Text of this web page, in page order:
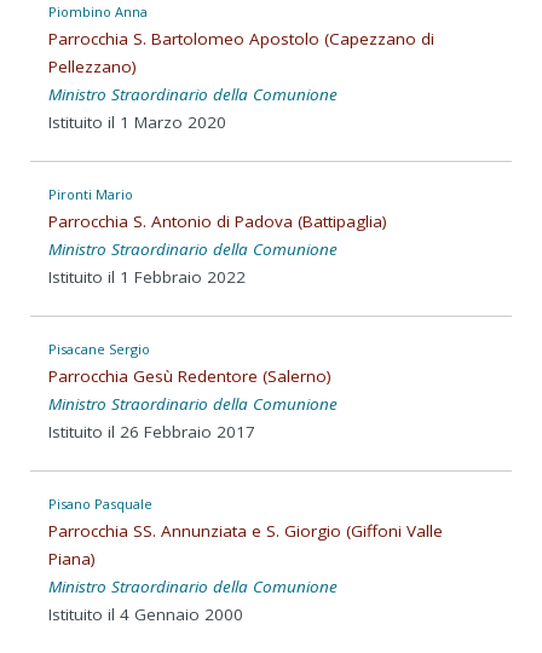
Piombino Anna
Parrocchia S. Bartolomeo Apostolo (Capezzano di
Pellezzano)
Ministro Straordinario della Comunione
Istituito il 1 Marzo 2020
Pironti Mario
Parrocchia S. Antonio di Padova (Battipaglia)
Ministro Straordinario della Comunione
Istituito il 1 Febbraio 2022
Pisacane Sergio
Parrocchia Gesù Redentore (Salerno)
Ministro Straordinario della Comunione
Istituito il 26 Febbraio 2017
Pisano Pasquale
Parrocchia SS. Annunziata e S. Giorgio (Giffoni Valle
Piana)
Ministro Straordinario della Comunione
Istituito il 4 Gennaio 2000